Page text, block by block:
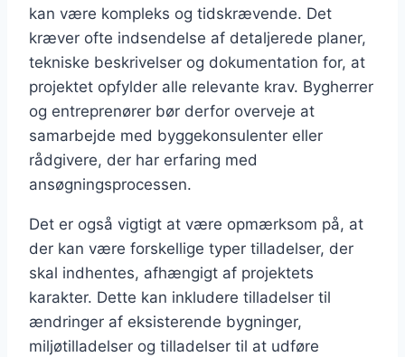
kan være kompleks og tidskrævende. Det
kræver ofte indsendelse af detaljerede planer,
tekniske beskrivelser og dokumentation for, at
projektet opfylder alle relevante krav. Bygherrer
og entreprenører bør derfor overveje at
samarbejde med byggekonsulenter eller
rådgivere, der har erfaring med
ansøgningsprocessen.
Det er også vigtigt at være opmærksom på, at
der kan være forskellige typer tilladelser, der
skal indhentes, afhængigt af projektets
karakter. Dette kan inkludere tilladelser til
ændringer af eksisterende bygninger,
miljøtilladelser og tilladelser til at udføre